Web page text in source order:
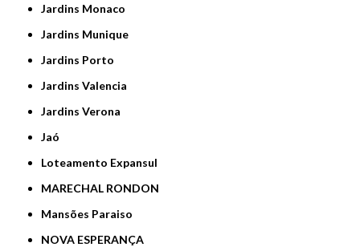
Jardins Monaco
Jardins Munique
Jardins Porto
Jardins Valencia
Jardins Verona
Jaó
Loteamento Expansul
MARECHAL RONDON
Mansões Paraiso
NOVA ESPERANÇA